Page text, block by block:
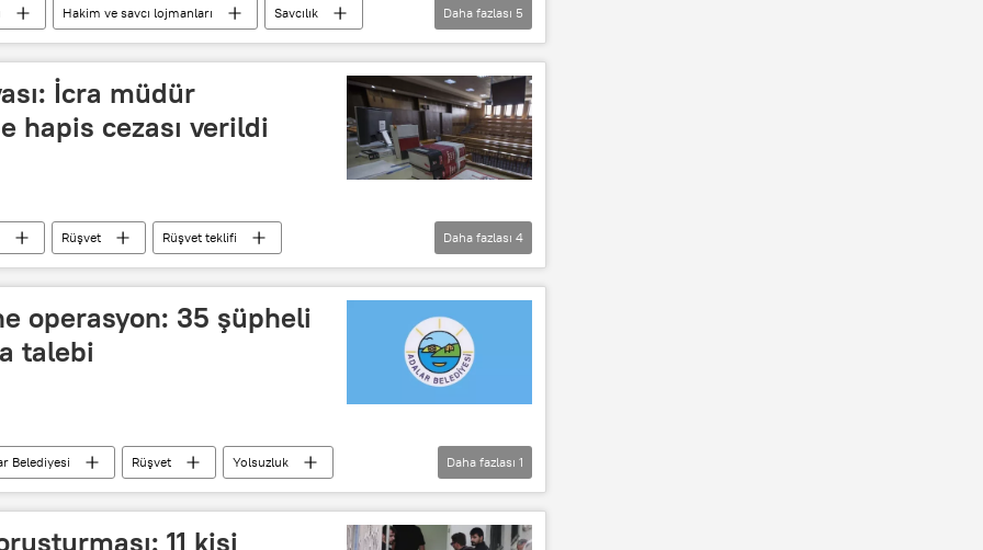
Hakim ve savcı lojmanları
Savcılık
Rüşvetle Mücadele Çalışma Grubu
İBB
Daha fazlası 5
İcra müdür
hapis cezası verildi
Rüşvet
Rüşvet teklifi
Ceza icra İcra ve İflas Kanunu
Daha fazlası 4
operasyon: 35 şüpheli
talebi
Belediyesi Rüşvet
Yolsuzluk
Daha fazlası 1
11 kişi